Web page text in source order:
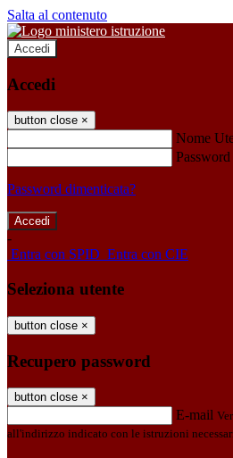
Salta al contenuto
Accedi
Accedi
button close ×
Nome
Password
Password dimenticata?
-
Entra con SPID Entra con CIE
Seleziona utente
button close ×
Recupero password
button close ×
E-mail
all'indirizzo indicato con le istruzioni